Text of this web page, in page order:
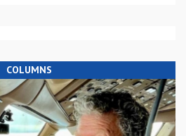
COLUMNS